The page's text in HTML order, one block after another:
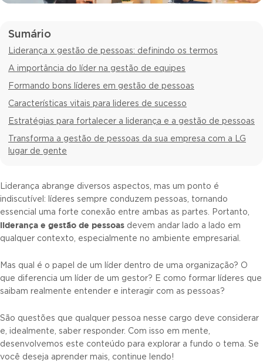
Sumário
Liderança x gestão de pessoas: definindo os termos
A importância do líder na gestão de equipes
Formando bons líderes em gestão de pessoas
Características vitais para lideres de sucesso
Estratégias para fortalecer a liderança e a gestão de pessoas
Transforma a gestão de pessoas da sua empresa com a LG
lugar de gente
Liderança abrange diversos aspectos, mas um ponto é
indiscutível: líderes sempre conduzem pessoas, tornando
essencial uma forte conexão entre ambas as partes. Portanto,
liderança e gestão de pessoas devem andar lado a lado em
qualquer contexto, especialmente no ambiente empresarial.
Mas qual é o papel de um líder dentro de uma organização? O
que diferencia um líder de um gestor? E como formar líderes que
saibam realmente entender e interagir com as pessoas?
São questões que qualquer pessoa nesse cargo deve considerar
e, idealmente, saber responder. Com isso em mente,
desenvolvemos este conteúdo para explorar a fundo o tema. Se
você deseja aprender mais, continue lendo!